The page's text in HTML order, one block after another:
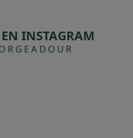
INSTAGRAM